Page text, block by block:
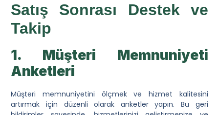
Satış Sonrası Destek ve
Takip
1. Müşteri Memnuniyeti
Anketleri
Müşteri memnuniyetini ölçmek ve hizmet kalitesini
artırmak için düzenli olarak anketler yapın. Bu geri